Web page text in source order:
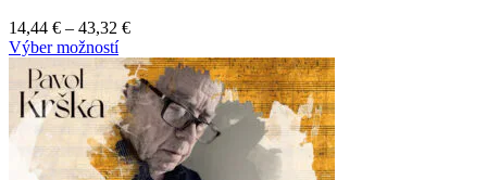
may
be
chosen
on
the
product
page
14,44 € – 43,32 €
Výber možnostíThis
product
has
multiple
variants.
The
options